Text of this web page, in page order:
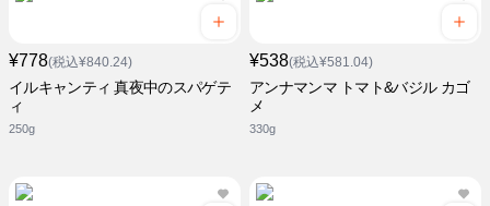
¥778(税込¥840.24)
イルキャンティ 真夜中のスパゲテ
ィ
250g
¥538(税込¥581.04)
アンナマンマ トマト&バジル カゴ
メ
330g